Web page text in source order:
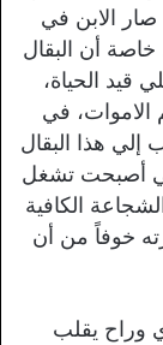
صار الابن في
أن البقال
قيد الحياة،
في
إلي هذا البقال
أصبحت تشغل
الكافية
خوفاً من أن
وراح يقلب